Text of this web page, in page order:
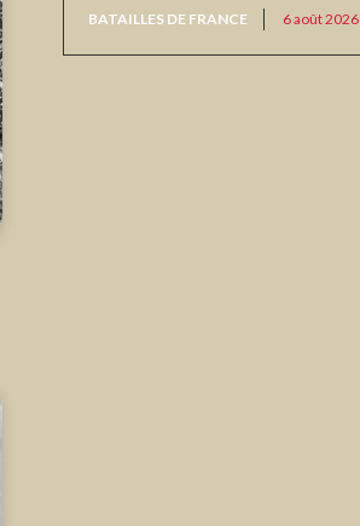
BATAILLES DE FRANCE 6 août 2026